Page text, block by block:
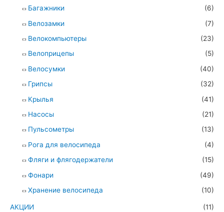
Багажники
(6)
Велозамки
(7)
Велокомпьютеры
(23)
Велоприцепы
(5)
Велосумки
(40)
Грипсы
(32)
Крылья
(41)
Насосы
(21)
Пульсометры
(13)
Рога для велосипеда
(4)
Фляги и флягодержатели
(15)
Фонари
(49)
Хранение велосипеда
(10)
АКЦИИ (11)